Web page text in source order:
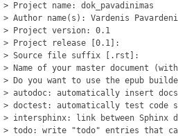
> Project name: dok_pavadinimas
> Author name(s): Vardenis
> Project version: 0.1
> Project release [0.1]:
> Source file suffix [.rst]:
> Name of your master document
> Do you want to use the epub
> autodoc: automatically insert
> doctest: automatically test code
> intersphinx: link between
> todo: write "todo" entries that